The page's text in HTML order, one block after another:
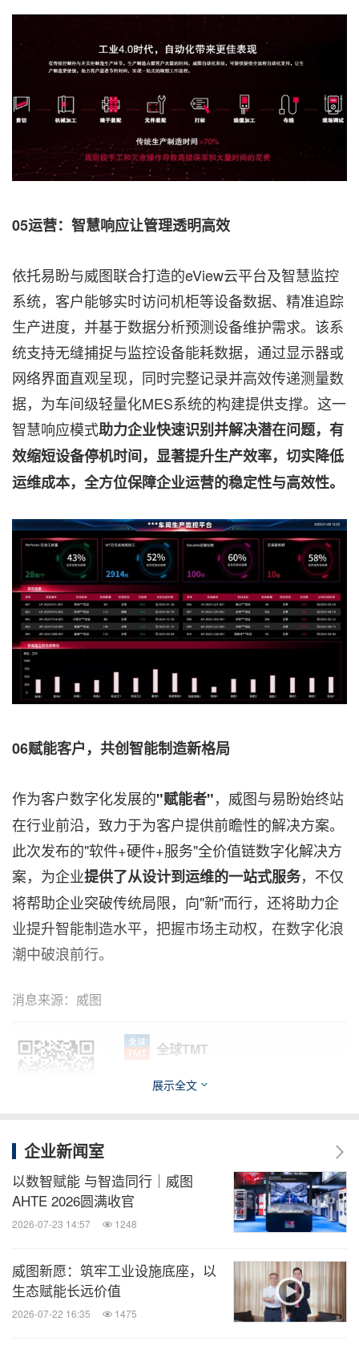
05运营：智慧响应让管理透明高效
依托易盼与威图联合打造的eView云平台及智慧监控
系统，客户能够实时访问机柜等设备数据、精准追踪
生产进度，并基于数据分析预测设备维护需求。该系
统支持无缝捕捉与监控设备能耗数据，通过显示器或
网络界面直观呈现，同时完整记录并高效传递测量数
据，为车间级轻量化MES系统的构建提供支撑。这一
智慧响应模式助力企业快速识别并解决潜在问题，有
效缩短设备停机时间，显著提升生产效率，切实降低
运维成本，全方位保障企业运营的稳定性与高效性。
06赋能客户，共创智能制造新格局
作为客户数字化发展的"赋能者"，威图与易盼始终站
在行业前沿，致力于为客户提供前瞻性的解决方案。
此次发布的"软件+硬件+服务"全价值链数字化解决方
案，为企业提供了从设计到运维的一站式服务，不仅
将帮助企业突破传统局限，向"新"而行，还将助力企
业提升智能制造水平，把握市场主动权，在数字化浪
潮中破浪前行。
消息来源：威图
全球TMT
微信公众号“全球TMT”发布全球互联网、科
关键词：电脑硬件 电脑软件
电脑/电子
分享到：
展示全文
企业新闻室
以数智赋能 与智造同行｜威图
AHTE 2026圆满收官
2026-07-23 14:57 1248
威图新愿：筑牢工业设施底座，以
生态赋能长远价值
2026-07-22 16:35 1475